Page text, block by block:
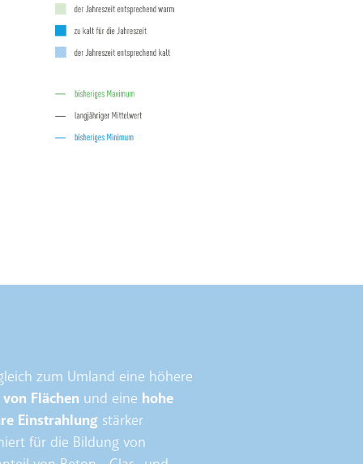
zum Umland eine höhere
Flächen und eine hohe
Einstrahlung stärker
für die Bildung von